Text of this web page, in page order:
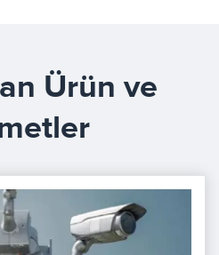
Ürün ve